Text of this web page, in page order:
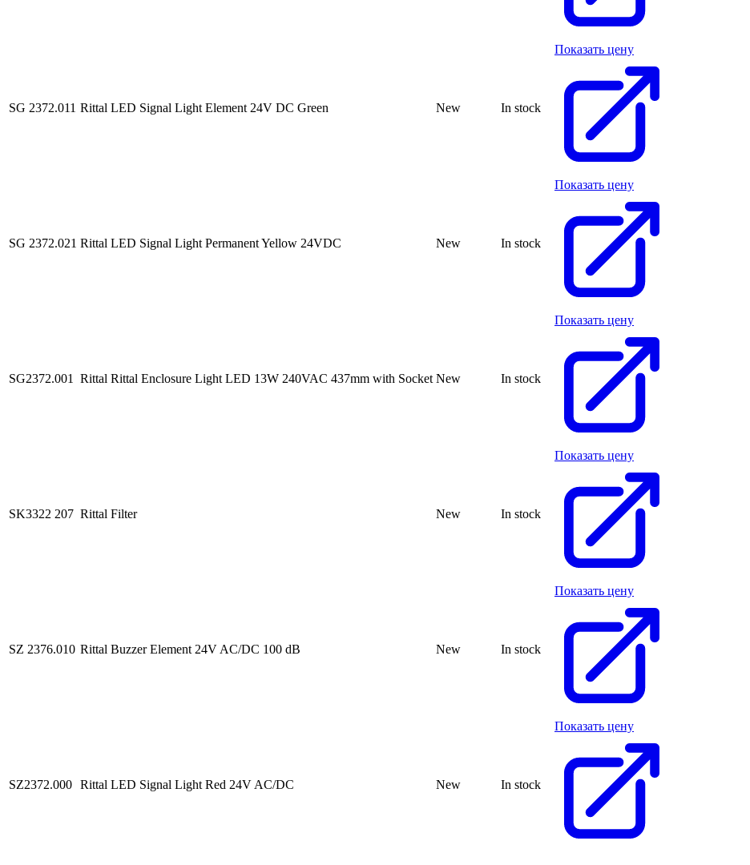
SG 2372.011 Rittal LED Signal Light Element 24V DC Green New In stock
Показать цену
SG 2372.021 Rittal LED Signal Light Permanent Yellow 24VDC New In stock
Показать цену
SG2372.001 Rittal Rittal Enclosure Light LED 13W 240VAC 437mm with Socket New In stock
Показать цену
SK3322 207 Rittal Filter New In stock
Показать цену
SZ 2376.010 Rittal Buzzer Element 24V AC/DC 100 dB New In stock
Показать цену
SZ2372.000 Rittal LED Signal Light Red 24V AC/DC New In stock
Показать цену